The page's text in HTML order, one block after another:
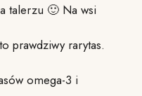
talerzu 🙂 Na wsi
prawdziwy rarytas.
omega-3 i